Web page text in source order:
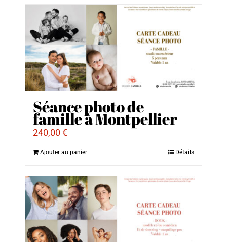
Séance photo de
famille à Montpellier
240,00€
Ajouter au panier Détails